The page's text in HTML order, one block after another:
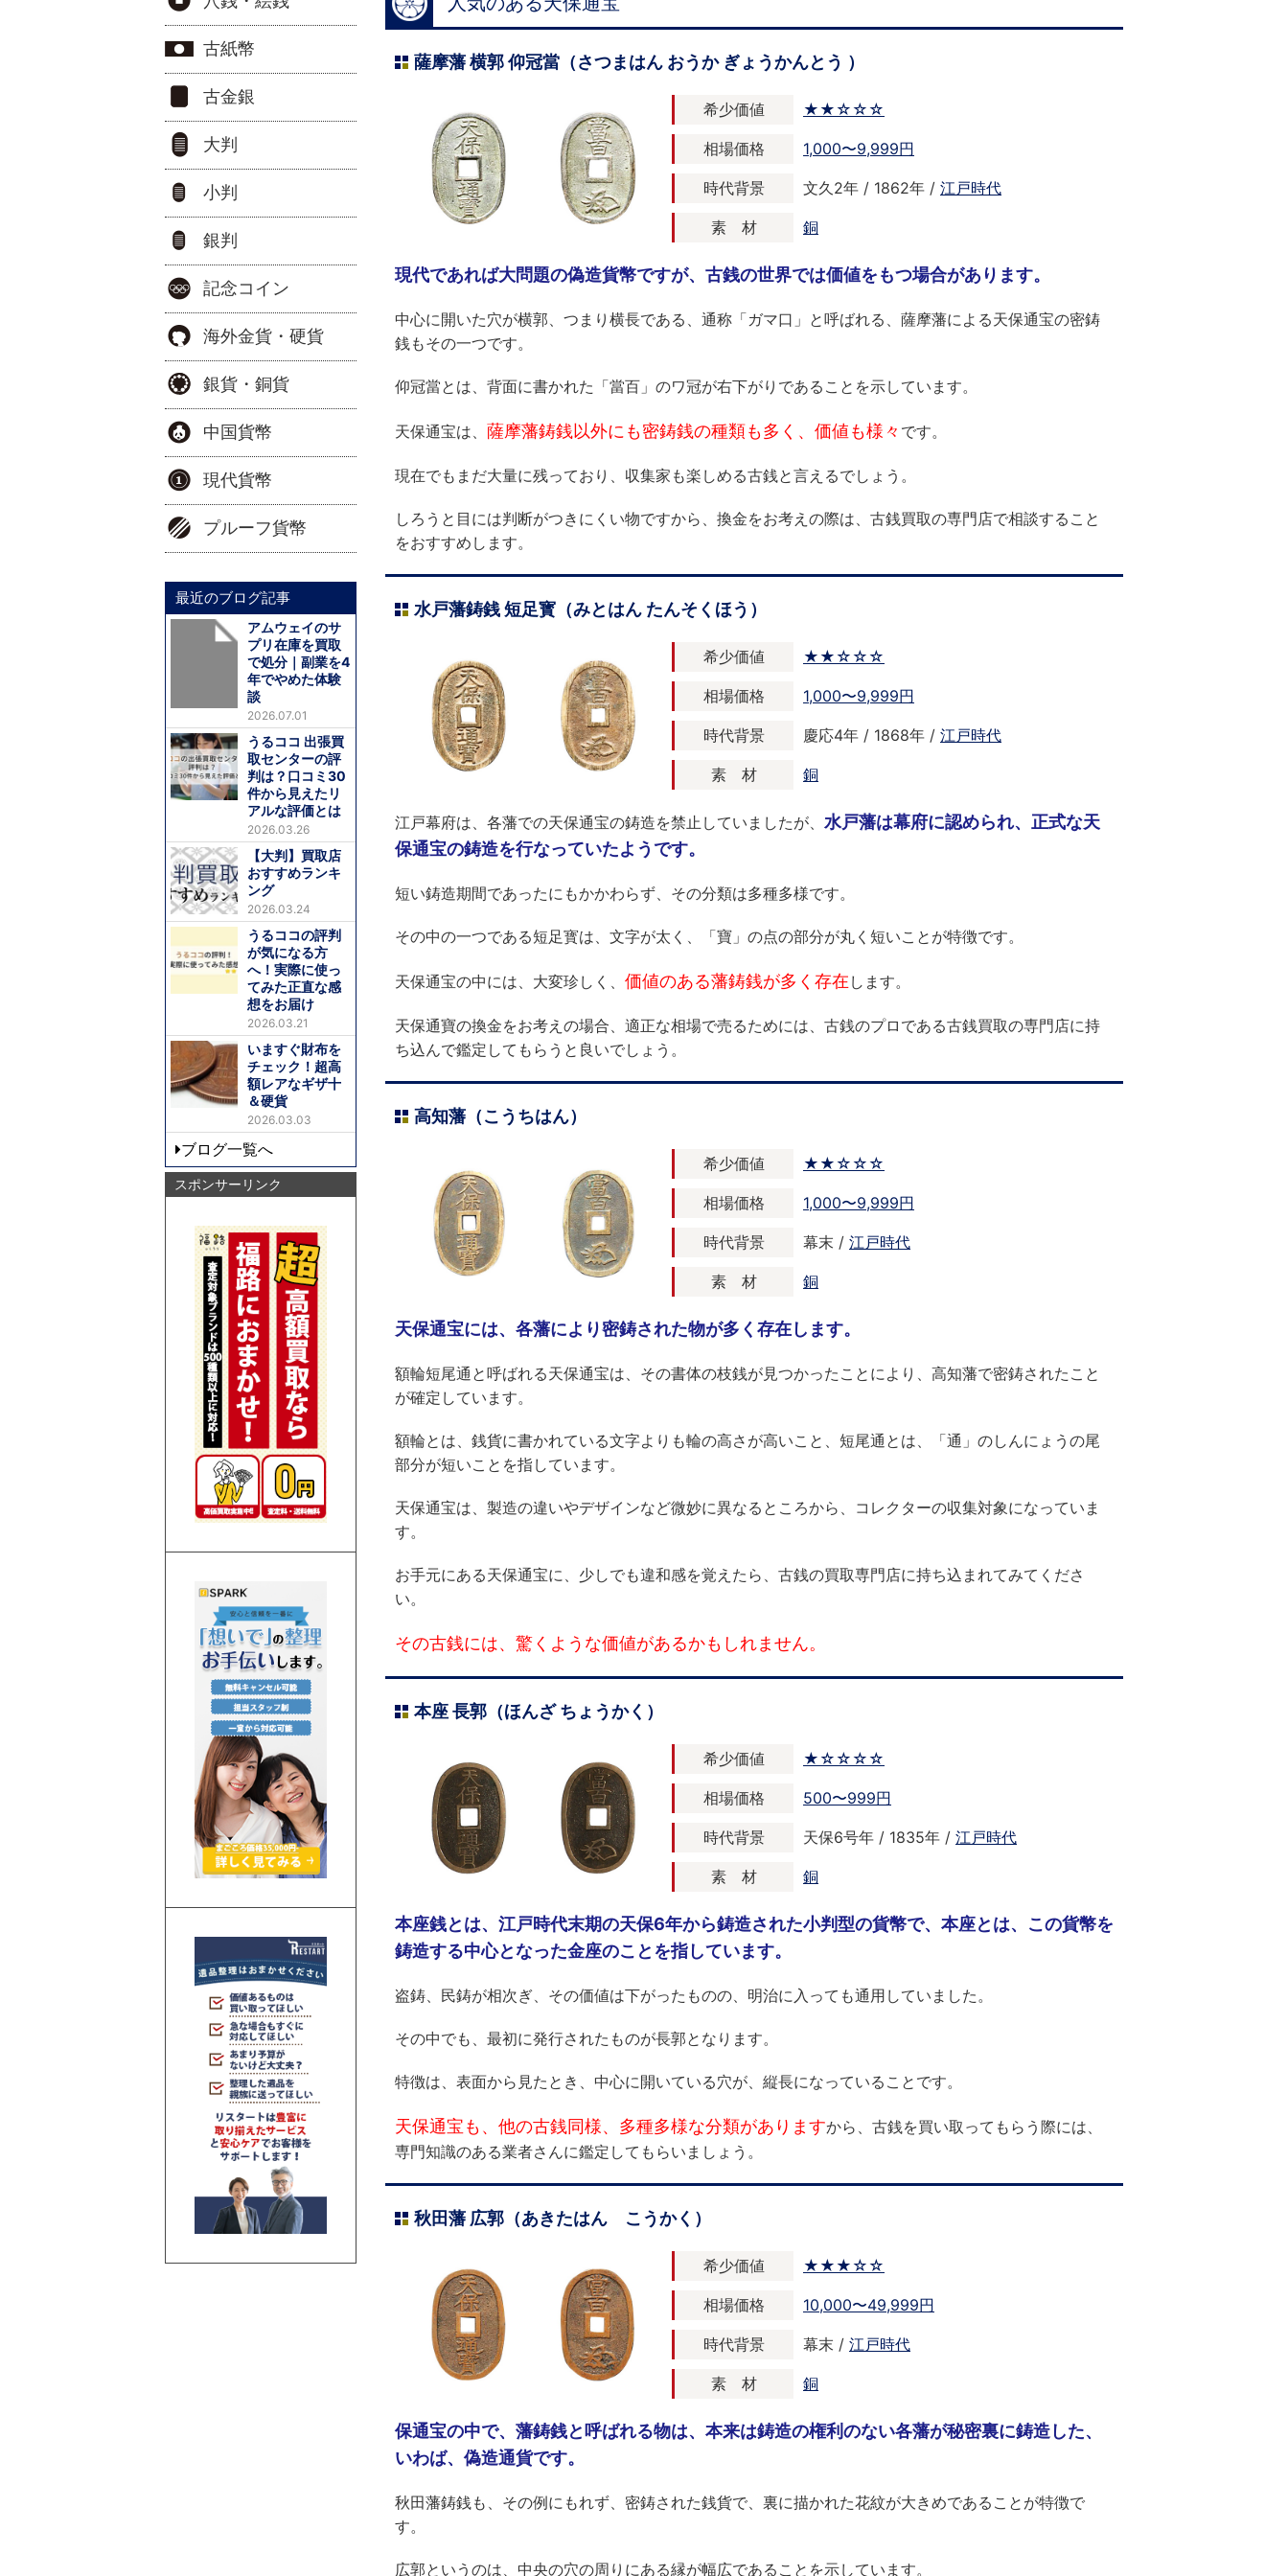
薩摩藩 横郭 仰冠當（さつまはん おうか ぎょうかんとう ）
希少価値 ★★☆☆☆
相場価格 1,000〜9,999円
時代背景 文久2年 / 1862年 / 江戸時代
素 材 銅
現代であれば大問題の偽造貨幣ですが、古銭の世界では価値をもつ場合があります。
中心に開いた穴が横郭、つまり横長である、通称「ガマ口」と呼ばれる、薩摩藩による天保通宝の密鋳
銭もその一つです。
仰冠當とは、背面に書かれた「當百」のワ冠が右下がりであることを示しています。
天保通宝は、 薩摩藩鋳銭以外にも密鋳銭の種類も多く、価値も様々 です。
現在でもまだ大量に残っており、収集家も楽しめる古銭と言えるでしょう。
しろうと目には判断がつきにくい物ですから、換金をお考えの際は、古銭買取の専門店で相談すること
をおすすめします。
水戸藩鋳銭 短足寳（みとはん たんそくほう）
希少価値 ★★☆☆☆
相場価格 1,000〜9,999円
時代背景 慶応4年 / 1868年 / 江戸時代
素 材 銅
江戸幕府は、各藩での天保通宝の鋳造を禁止していましたが、 水戸藩は幕府に認められ、正式な天
保通宝の鋳造を行なっていたようです。
短い鋳造期間であったにもかかわらず、その分類は多種多様です。
その中の一つである短足寳は、文字が太く、「寶」の点の部分が丸く短いことが特徴です。
天保通宝の中には、大変珍しく、 価値のある藩鋳銭が多く存在 します。
天保通寶の換金をお考えの場合、適正な相場で売るためには、古銭のプロである古銭買取の専門店に持
ち込んで鑑定してもらうと良いでしょう。
高知藩（こうちはん）
希少価値 ★★☆☆☆
相場価格 1,000〜9,999円
時代背景 幕末 / 江戸時代
素 材 銅
天保通宝には、各藩により密鋳された物が多く存在します。
額輪短尾通と呼ばれる天保通宝は、その書体の枝銭が見つかったことにより、高知藩で密鋳されたこと
が確定しています。
額輪とは、銭貨に書かれている文字よりも輪の高さが高いこと、短尾通とは、「通」のしんにょうの尾
部分が短いことを指しています。
天保通宝は、製造の違いやデザインなど微妙に異なるところから、コレクターの収集対象になっていま
す。
お手元にある天保通宝に、少しでも違和感を覚えたら、古銭の買取専門店に持ち込まれてみてくださ
い。
その古銭には、驚くような価値があるかもしれません。
本座 長郭（ほんざ ちょうかく）
希少価値 ★☆☆☆☆
相場価格 500〜999円
時代背景 天保6号年 / 1835年 / 江戸時代
素 材 銅
本座銭とは、江戸時代末期の天保6年から鋳造された小判型の貨幣で、本座とは、この貨幣を
鋳造する中心となった金座のことを指しています。
盗鋳、民鋳が相次ぎ、その価値は下がったものの、明治に入っても通用していました。
その中でも、最初に発行されたものが長郭となります。
特徴は、表面から見たとき、中心に開いている穴が、縦長になっていることです。
天保通宝も、他の古銭同様、多種多様な分類がありますから、古銭を買い取ってもらう際には、
専門知識のある業者さんに鑑定してもらいましょう。
秋田藩 広郭（あきたはん こうかく）
希少価値 ★★★☆☆
相場価格 10,000〜49,999円
時代背景 幕末 / 江戸時代
素 材 銅
保通宝の中で、藩鋳銭と呼ばれる物は、本来は鋳造の権利のない各藩が秘密裏に鋳造した、
いわば、偽造通貨です。
秋田藩鋳銭も、その例にもれず、密鋳された銭貨で、裏に描かれた花紋が大きめであることが特徴で
す。
広郭というのは、中央の穴の周りにある縁が幅広であることを示しています。
古紙幣
古金銀
大判
小判
銀判
記念コイン
海外金貨・硬貨
銀貨・銅貨
中国貨幣
現代貨幣
プルーフ貨幣
最近のブログ記事
アムウェイのサ
プリ在庫を買取
で処分｜副業を4
年でやめた体験
談
2026.07.01
うるココ 出張買
取センターの評
判は？口コミ30
件から見えたリ
アルな評価とは
2026.03.26
【大判】買取店
おすすめランキ
ング
2026.03.24
うるココの評判
が気になる方
へ！実際に使っ
てみた正直な感
想をお届け
2026.03.21
いますぐ財布を
チェック！超高
額レアなギザ十
＆硬貨
2026.03.03
ブログ一覧へ
スポンサーリンク